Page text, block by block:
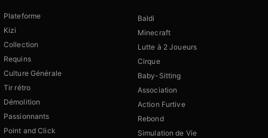
Plateforme
Kizi
Collection
Requins
Culture Générale
Tir rétro
Démolition
Passionnants
Point and Click
Baldi
Minecraft
Lutte à 2 Joueurs
Cirque
Baby-Sitting
Association
Action Furtive
Rebond
Simulation de Vie